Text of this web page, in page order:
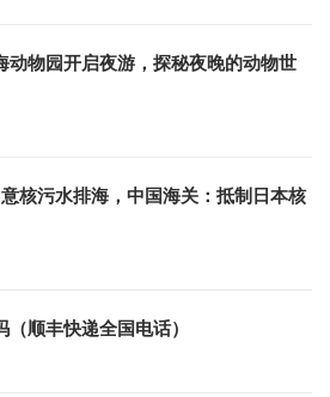
动物园开启夜游，探秘夜晚的动物世
核污水排海，中国海关：抵制日本核
顺丰快递全国电话）